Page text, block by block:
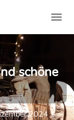
schöne
2024